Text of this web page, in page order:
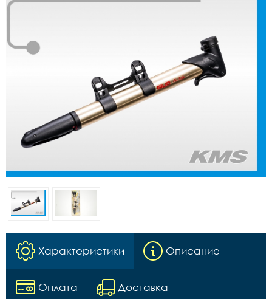
Характеристики Описание
Оплата Доставка